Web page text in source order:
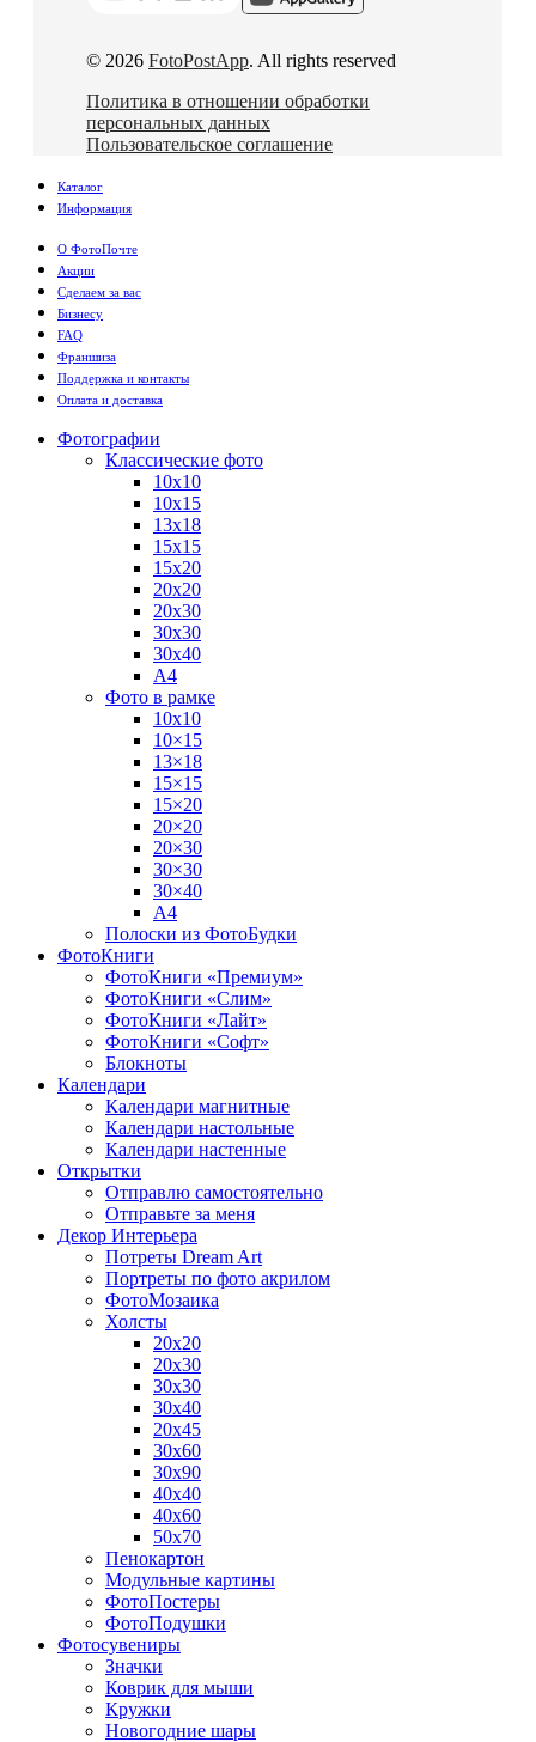
© 2026 FotoPostApp. All rights reserved
Политика в отношении обработки
персональных данных
Пользовательское соглашение
Каталог
Информация
О ФотоПочте
Акции
Сделаем за вас
Бизнесу
FAQ
Франшиза
Поддержка и контакты
Оплата и доставка
Фотографии
Классические фото
10х10
10х15
13х18
15х15
15х20
20х20
20х30
30х30
30х40
А4
Фото в рамке
10х10
10×15
13×18
15×15
15×20
20×20
20×30
30×30
30×40
A4
Полоски из ФотоБудки
ФотоКниги
ФотоКниги «Премиум»
ФотоКниги «Слим»
ФотоКниги «Лайт»
ФотоКниги «Софт»
Блокноты
Календари
Календари магнитные
Календари настольные
Календари настенные
Открытки
Отправлю самостоятельно
Отправьте за меня
Декор Интерьера
Потреты Dream Art
Портреты по фото акрилом
ФотоМозаика
Холсты
20х20
20х30
30х30
30х40
20х45
30х60
30х90
40х40
40х60
50х70
Пенокартон
Модульные картины
ФотоПостеры
ФотоПодушки
Фотоcувениры
Значки
Коврик для мыши
Кружки
Новогодние шары